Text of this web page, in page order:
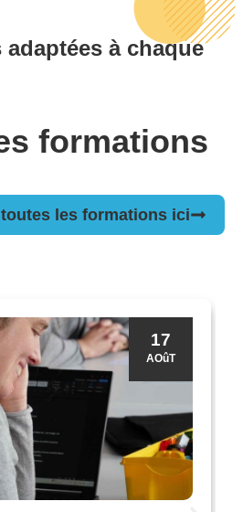
à chaque
formations
les formations ici
17
AOûT